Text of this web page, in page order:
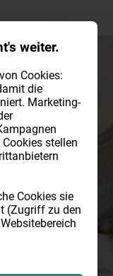
weiter.
Cookies:
die
Marketing-
stellen
Cookies sie
(Zugriff zu den